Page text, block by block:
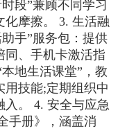
段”兼顾不同学习
化摩擦。 3. 生活融
手”服务包：提供
同、手机卡激活指
地生活课堂”，教
用技能;定期组织中
。 4. 安全与应急
手册》，涵盖消